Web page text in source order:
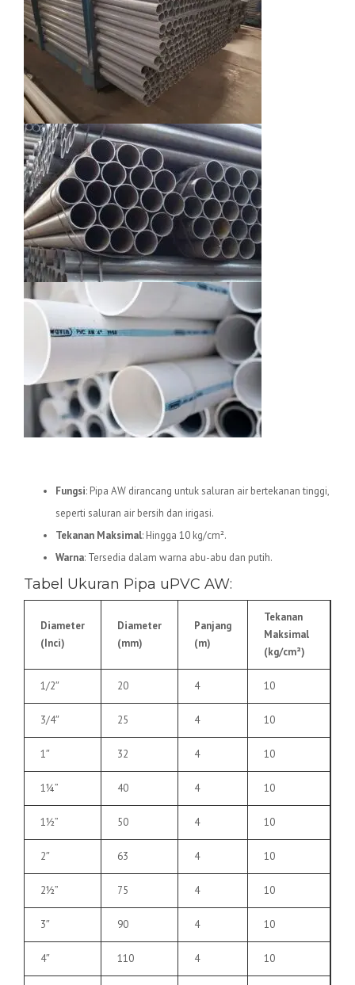
Fungsi: Pipa AW dirancang untuk saluran air bertekanan tinggi,
seperti saluran air bersih dan irigasi.
Tekanan Maksimal: Hingga 10 kg/cm².
Warna: Tersedia dalam warna abu-abu dan putih.
Tabel Ukuran Pipa uPVC AW:
Diameter
(Inci)
Diameter
(mm)
Panjang
(m)
Tekanan
Maksimal
(kg/cm²)
1/2″ 20 4 10
3/4″ 25 4 10
1″ 32 4 10
1¼” 40 4 10
1½” 50 4 10
2″ 63 4 10
2½” 75 4 10
3″ 90 4 10
4″ 110 4 10